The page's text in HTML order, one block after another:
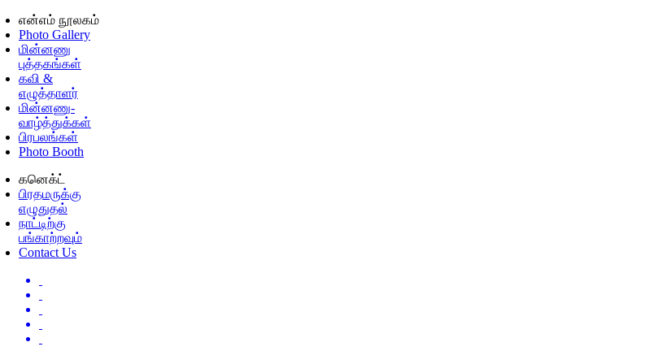
என்எம் நூலகம்
Photo Gallery
மின்னணு
புத்தகங்கள்
கவி &
எழுத்தாளர்
மின்னணு-
வாழ்த்துக்கள்
பிரபலங்கள்
Photo Booth
கனெக்ட்
பிரதமருக்கு
எழுதுதல்
நாட்டிற்கு
பங்காற்றவும்
Contact Us